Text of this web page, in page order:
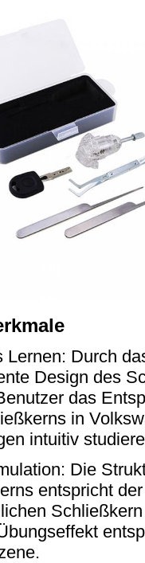
Lernen: Durch
Design des
das
in
intuitiv
Die
entspricht der